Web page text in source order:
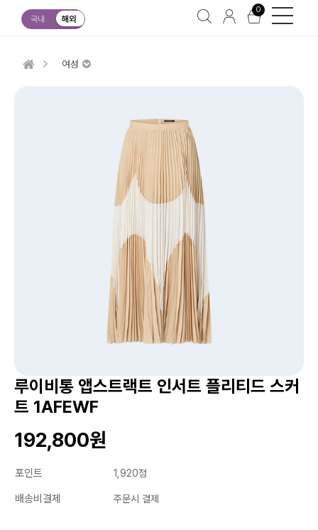
국내 해외
0
여성
루이비통 앱스트랙트 인서트 플리티드 스커
트 1AFEWF
192,800원
포인트 1,920점
배송비결제 주문시 결제